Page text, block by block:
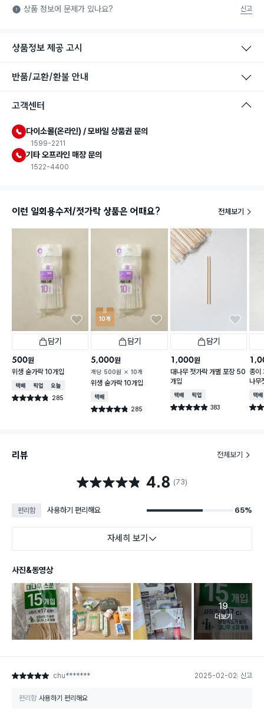
식품용 기구: 식품위생법에서 정한 규격에 따라 제조되어 식품 또
는 식품첨가물에 사용할 수 있는 식품용기구라는 표시입니다.
상품 정보에 문제가 있나요? 신고
상품정보 제공 고시
반품/교환/환불 안내
고객센터
다이소몰(온라인) / 모바일 상품권 문의
1599-2211
기타 오프라인 매장 문의
1522-4400
이런 일회용수저/젓가락 상품은 어때요? 전체보기
담기
500원
위생 숟가락 10개입
택배배송매장픽업오늘배송
별점 4.8점 285
건 작성
10개
담기
5,000원
개당 500원 10개
위생 숟가락 10개입
택배배송
별점 4.8점 285
건 작성
담기
1,000원
대나무 젓가락 개별 포장 50
개입
택배배송매장픽업
별점 4.9점 383
건 작성
종이
나무
택배
별점
리뷰 전체보기
별점 4.8점 4.8 (73)
편리함 사용하기 편리해요 65%
자세히 보기
사진&동영상
고객 리뷰
19
더보기
별점 5점 chu******* 2025-02-02 신고
편리함 사용하기 편리해요